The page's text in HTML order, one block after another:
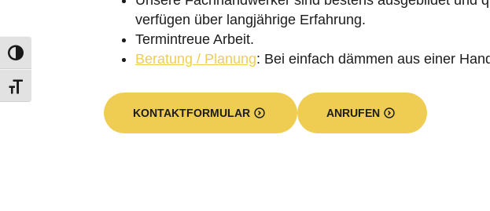
Termintreue Arbeit.
Beratung / Planung : Bei einfach dämmen aus einer Hand!